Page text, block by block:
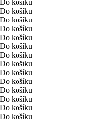
Do košíku
Do košíku
Do košíku
Do košíku
Do košíku
Do košíku
Do košíku
Do košíku
Do košíku
Do košíku
Do košíku
Do košíku
Do košíku
Do košíku